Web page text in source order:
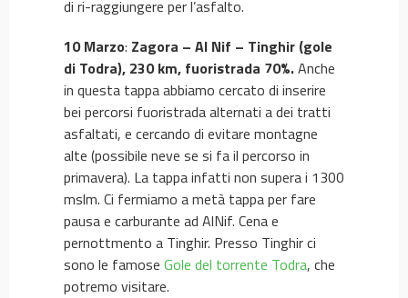
di ri-raggiungere per l’asfalto.
10 Marzo: Zagora – Al Nif – Tinghir (gole
di Todra), 230 km, fuoristrada 70%.Anche
in questa tappa abbiamo cercato di inserire
bei percorsi fuoristrada alternati a dei tratti
asfaltati, e cercando di evitare montagne
alte (possibile neve se si fa il percorso in
primavera). La tappa infatti non supera i 1300
mslm. Ci fermiamo a metà tappa per fare
pausa e carburante ad AlNif. Cena e
pernottmento a Tinghir. Presso Tinghir ci
sono le famose Gole del torrente Todra, che
potremo visitare.